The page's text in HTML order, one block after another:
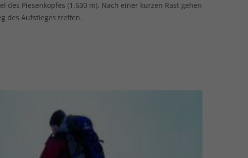
des Piesenkopfes (1.630 m). Nach einer kurzen Rast gehen
des Aufstieges treffen.